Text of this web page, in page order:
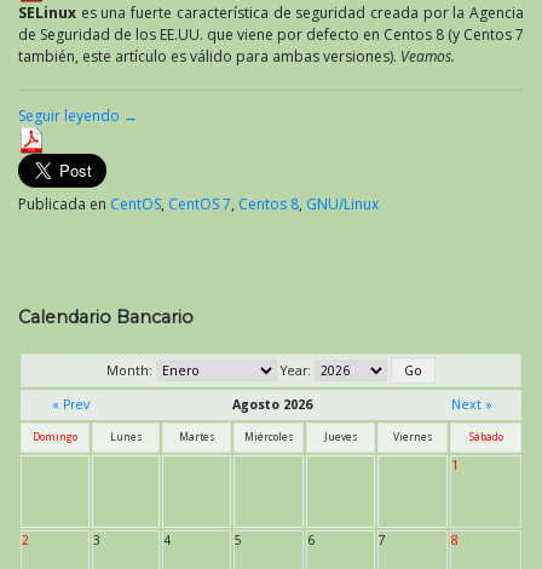
SELinux
SELinux es una fuerte característica de seguridad creada por la Agencia
de Seguridad de los EE.UU. que viene por defecto en Centos 8 (y Centos 7
también, este artículo es válido para ambas versiones). Veamos.
Seguir leyendo →
Publicada en CentOS, CentOS 7, Centos 8, GNU/Linux
Calendario Bancario
Month:
Year:
« Prev
Agosto 2026 Next »
Domingo Lunes Martes Miércoles Jueves Viernes Sábado
1
2 3 4 5 6 7 8